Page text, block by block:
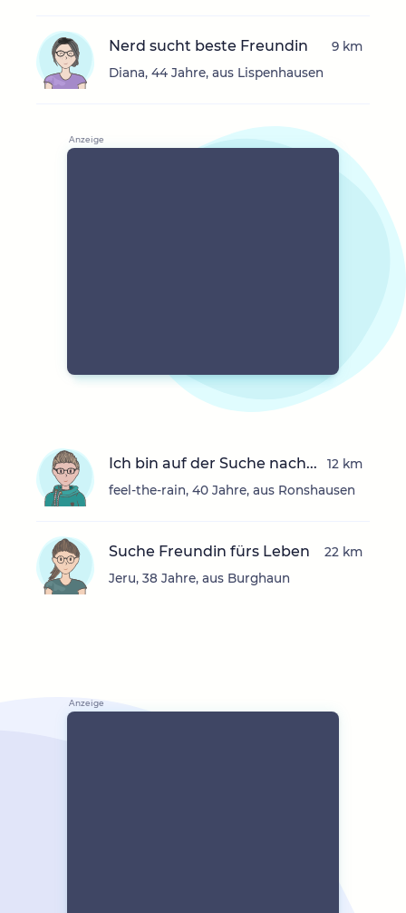
Nerd sucht beste Freundin
Diana, 44 Jahre, aus Lispenhausen
9 km
Ich bin auf der Suche nach...
feel-the-rain, 40 Jahre, aus Ronshausen
12 km
Suche Freundin fürs Leben
Jeru, 38 Jahre, aus Burghaun
22 km